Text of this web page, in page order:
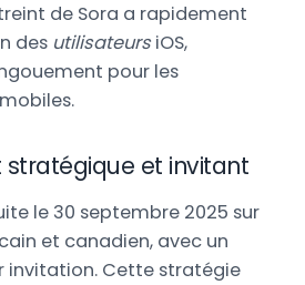
de Sora a rapidement
des utilisateurs iOS,
pour les
mobiles.
et invitant
le 30 septembre 2025 sur
et canadien, avec un
invitation. Cette stratégie